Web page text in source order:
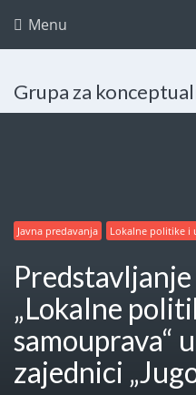
Menu
Grupa za
Javna predavanja Lokalne politike i
„Lokalne
samouprava“
zajednici